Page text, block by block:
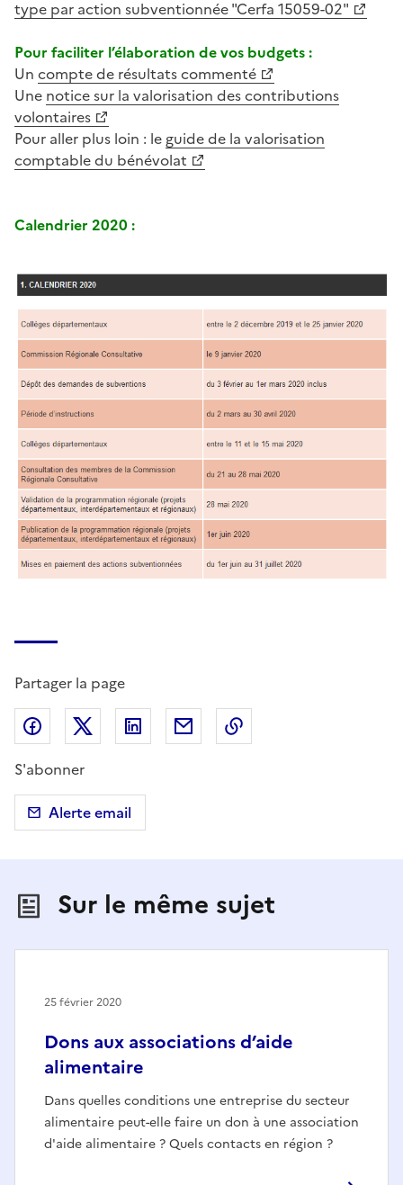
type par action subventionnée "Cerfa 15059-02"
Pour faciliter l’élaboration de vos budgets :
Un compte de résultats commenté
Une notice sur la valorisation des contributions
volontaires
Pour aller plus loin : le guide de la valorisation
comptable du bénévolat
Calendrier 2020 :
Partager la page
Partager sur Facebook
Partager sur X (anciennement Twitter)
Partager sur LinkedIn
Partager par email
S'abonner
Alerte email
Sur le même sujet
Dons aux associations d’aide
alimentaire
Dans quelles conditions une entreprise du secteur
alimentaire peut-elle faire un don à une association
d'aide alimentaire ? Quels contacts en région ?
25 février 2020